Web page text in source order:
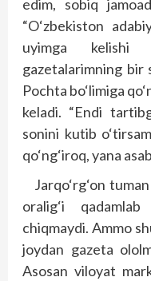
edim, sobiq
“O‘zbekiston
uyimga kelishi
gazetalarimning bir
Pochta bo‘limiga
keladi. “Endi
sonini kutib
qo‘ng‘iroq, yana
Jarqo‘rg‘on
oralig‘i
chiqmaydi. Ammo
joydan gazeta
Asosan viloyat